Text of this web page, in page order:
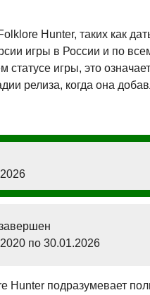
Hunter, таких как
игры в России и по
статусе игры, это
релиза, когда она
по 30.01.2026
Hunter подразумевает